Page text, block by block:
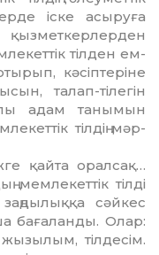
іске асы­ру­ға
тілден ем­
кәсіптеріне
талап-ті­легін
адам танымын
тілдің мәр­­
қайта оралсақ…
мемлекеттік тіл­ді
сәйкес
бағаланды. Олар:
тілдесім.